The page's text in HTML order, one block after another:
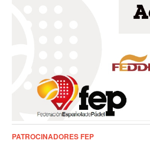
PATROCINADORES FEP